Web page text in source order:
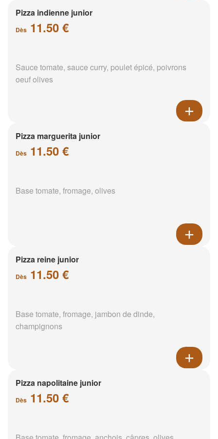
Pizza indienne junior
Dès 11.50 €
Sauce tomate, sauce curry, poulet épicé, poivrons
oeuf olives
Pizza marguerita junior
Dès 11.50 €
Base tomate, fromage, olives
Pizza reine junior
Dès 11.50 €
Base tomate, fromage, jambon de dinde,
champignons
Pizza napolitaine junior
Dès 11.50 €